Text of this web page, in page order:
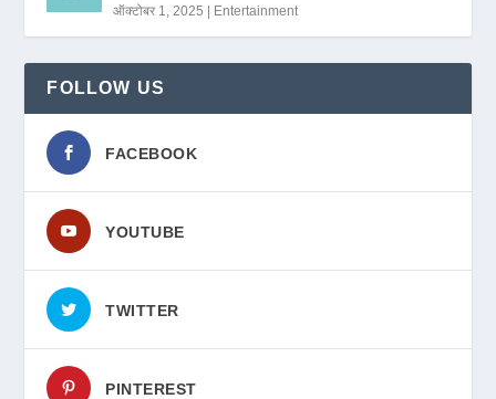
ऑक्टोबर 1, 2025 | Entertainment
FOLLOW US
FACEBOOK
YOUTUBE
TWITTER
PINTEREST